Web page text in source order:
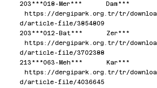
203***018-Mer*** Dam***
https://dergipark.org.tr/tr/downloa
d/article-file/3854809
203***012-Bat*** Zer***
https://dergipark.org.tr/tr/downloa
d/article-file/3702388
213***063-Meh*** Kar***
https://dergipark.org.tr/tr/downloa
d/article-file/4036645